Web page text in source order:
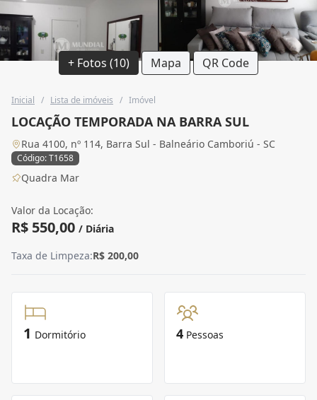
+ Fotos (10) Mapa QR Code
Inicial / Lista de imóveis / Imóvel
LOCAÇÃO TEMPORADA NA BARRA SUL
Rua 4100, nº 114, Barra Sul - Balneário Camboriú - SC
Código: T1658
Quadra Mar
Valor da Locação:
R$ 550,00 / Diária
Taxa de Limpeza:R$ 200,00
1 Dormitório 4 Pessoas